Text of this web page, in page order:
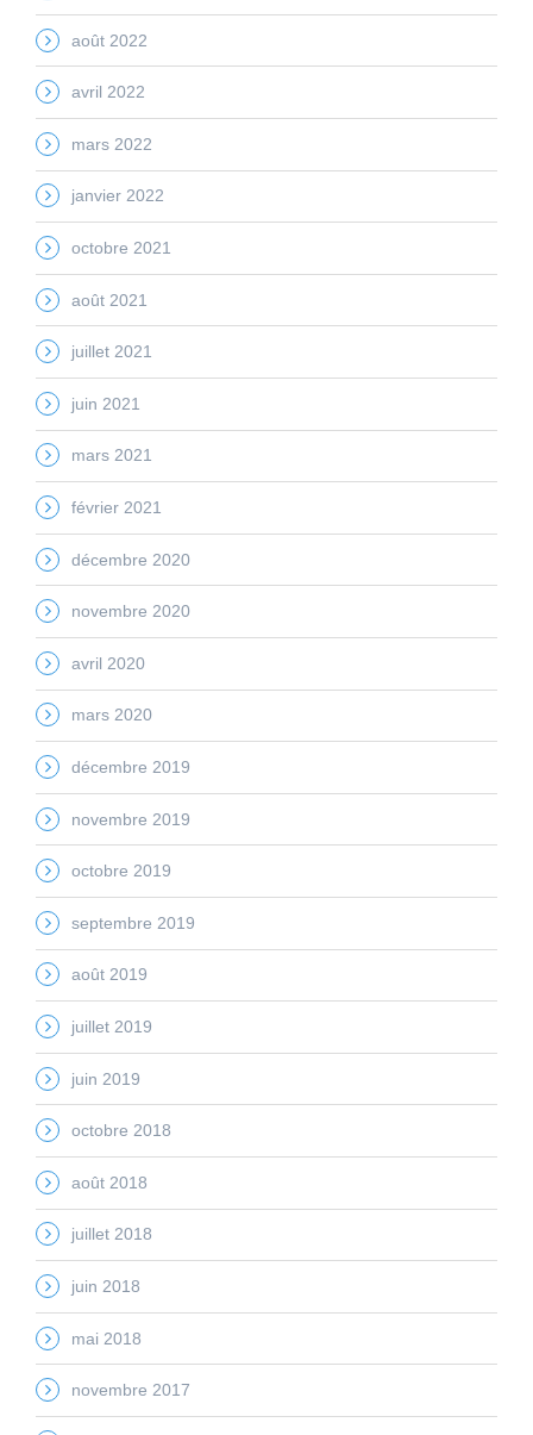
août 2022
avril 2022
mars 2022
janvier 2022
octobre 2021
août 2021
juillet 2021
juin 2021
mars 2021
février 2021
décembre 2020
novembre 2020
avril 2020
mars 2020
décembre 2019
novembre 2019
octobre 2019
septembre 2019
août 2019
juillet 2019
juin 2019
octobre 2018
août 2018
juillet 2018
juin 2018
mai 2018
novembre 2017